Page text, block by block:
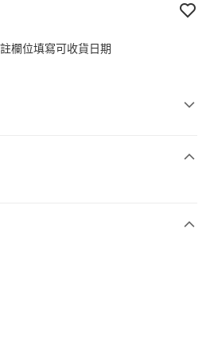
欄位填寫可收貨日期